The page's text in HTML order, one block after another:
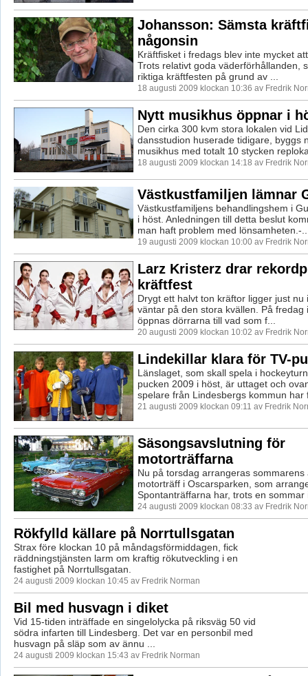
Johansson: Sämsta
någonsin
Kräftfisket i fredags blev inte mycket
Trots relativt goda väderförhållanden,
riktiga kräftfesten på grund av ...
18 augusti 2009 klockan 10:36 av Fredrik
Nytt musikhus öppnar i
Den cirka 300 kvm stora lokalen vid
dansstudion huserade tidigare, byggs
musikhus med totalt 10 stycken
18 augusti 2009 klockan 14:18 av Fredrik
Västkustfamiljen lämnar
Västkustfamiljens behandlingshem i
i höst. Anledningen till detta beslut
man haft problem med lönsamheten.-
19 augusti 2009 klockan 10:00 av Fredrik
Larz Kristerz drar
kräftfest
Drygt ett halvt ton kräftor ligger just nu
väntar på den stora kvällen. På fredag
öppnas dörrarna till vad som f...
20 augusti 2009 klockan 10:02 av Fredrik
Lindekillar klara för TV-
Länslaget, som skall spela i
pucken 2009 i höst, är uttaget och
spelare från Lindesbergs kommun har
21 augusti 2009 klockan 09:11 av Fredrik
Säsongsavslutning för
motorträffarna
Nu på torsdag arrangeras sommarens
motorträff i Oscarsparken, som
Spontanträffarna har, trots en sommar
24 augusti 2009 klockan 08:33 av Fredrik
Rökfylld källare på Norrtullsgatan
Strax före klockan 10 på måndagsförmiddagen, fick
räddningstjänsten larm om kraftig rökutveckling i en
fastighet på Norrtullsgatan.
24 augusti 2009 klockan 10:45 av Fredrik Norman
Bil med husvagn i diket
Vid 15-tiden inträffade en singelolycka på riksväg 50 vid
södra infarten till Lindesberg. Det var en personbil med
husvagn på släp som av ännu ...
24 augusti 2009 klockan 15:43 av Fredrik Norman